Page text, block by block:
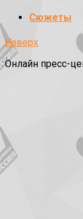
Сюжеты
Наверх
Онлайн пресс-